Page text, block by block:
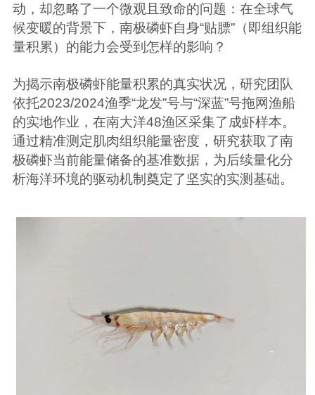
动，却忽略了一个微观且致命的问题：在全球气
候变暖的背景下，南极磷虾自身“贴膘”（即组织能
量积累）的能力会受到怎样的影响？
为揭示南极磷虾能量积累的真实状况，研究团队
依托2023/2024渔季“龙发”号与“深蓝”号拖网渔船
的实地作业，在南大洋48渔区采集了成虾样本。
通过精准测定肌肉组织能量密度，研究获取了南
极磷虾当前能量储备的基准数据，为后续量化分
析海洋环境的驱动机制奠定了坚实的实测基础。